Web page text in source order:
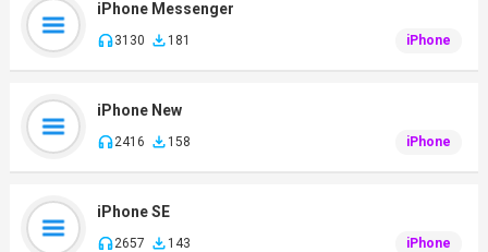
iPhone Messenger
3130 181 iPhone
iPhone New
2416 158 iPhone
iPhone SE
2657 143 iPhone